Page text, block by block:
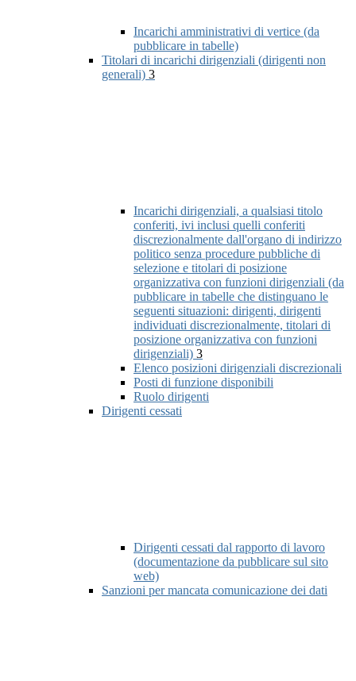
Incarichi amministrativi di vertice (da
pubblicare in tabelle)
Titolari di incarichi dirigenziali (dirigenti non
generali) 3
Incarichi dirigenziali, a qualsiasi titolo
conferiti, ivi inclusi quelli conferiti
discrezionalmente dall'organo di indirizzo
politico senza procedure pubbliche di
selezione e titolari di posizione
organizzativa con funzioni dirigenziali (da
pubblicare in tabelle che distinguano le
seguenti situazioni: dirigenti, dirigenti
individuati discrezionalmente, titolari di
posizione organizzativa con funzioni
dirigenziali) 3
Elenco posizioni dirigenziali discrezionali
Posti di funzione disponibili
Ruolo dirigenti
Dirigenti cessati
Dirigenti cessati dal rapporto di lavoro
(documentazione da pubblicare sul sito
web)
Sanzioni per mancata comunicazione dei dati